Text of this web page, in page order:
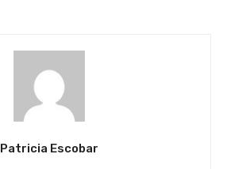
Patricia Escobar